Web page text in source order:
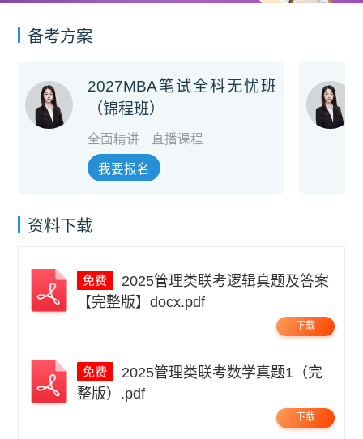
备考方案
2027MBA笔试全科无忧班
（锦程班）
全面精讲 直播课程
我要报名
资料下载
【完整版】docx.pdf
下载
整版）.pdf
下载